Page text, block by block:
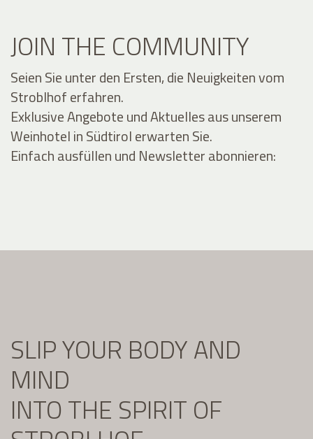
JOIN THE COMMUNITY
Seien Sie unter den Ersten, die Neuigkeiten vom
Stroblhof erfahren.
Exklusive Angebote und Aktuelles aus unserem
Weinhotel in Südtirol erwarten Sie.
Einfach ausfüllen und Newsletter abonnieren:
SLIP YOUR BODY AND
MIND
INTO THE SPIRIT OF